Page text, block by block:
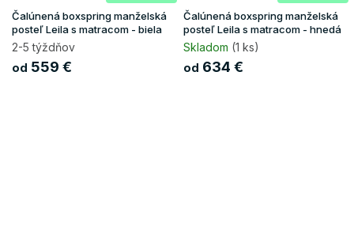
Čalúnená boxspring manželská
posteľ Leila s matracom - biela
2-5 týždňov
od 559 €
Čalúnená boxspring manželská
posteľ Leila s matracom - hnedá
Skladom (1 ks)
od 634 €